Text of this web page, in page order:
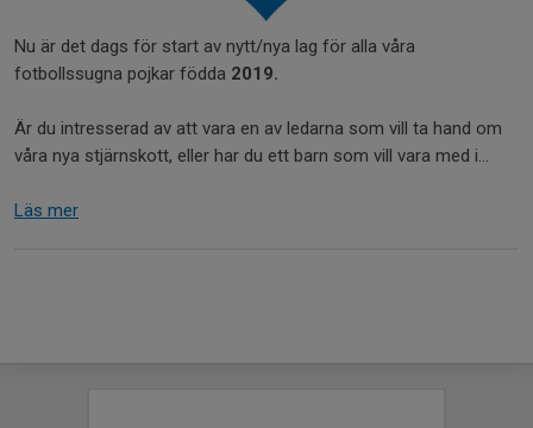
Nu är det dags för start av nytt/nya lag för alla våra
fotbollssugna pojkar födda 2019.
Är du intresserad av att vara en av ledarna som vill ta hand om
våra nya stjärnskott, eller har du ett barn som vill vara med i...
Läs mer